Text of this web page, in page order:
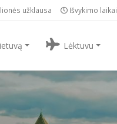
užklausa Išvykimo laikai
Lėktuvu